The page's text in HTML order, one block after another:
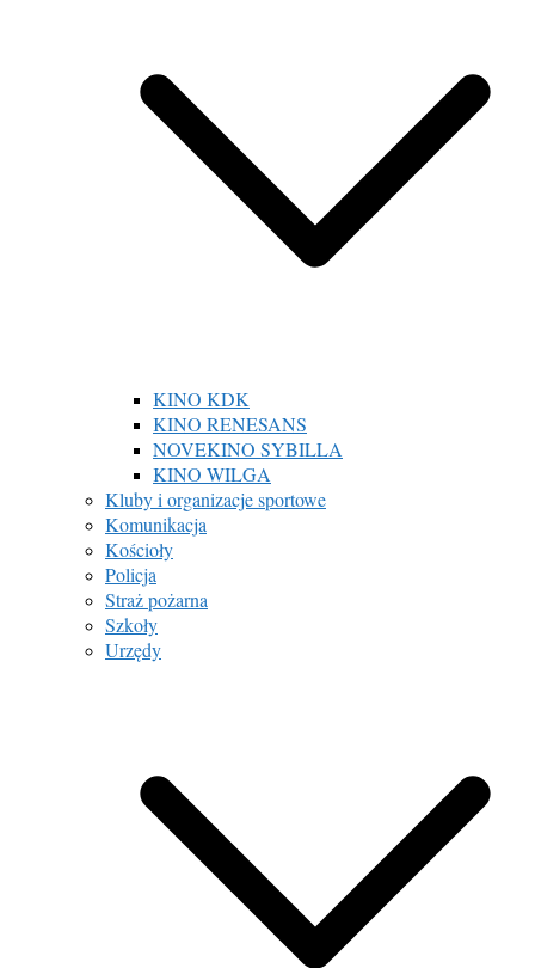
KINO KDK
KINO RENESANS
NOVEKINO SYBILLA
KINO WILGA
Kluby i organizacje sportowe
Komunikacja
Kościoły
Policja
Straż pożarna
Szkoły
Urzędy